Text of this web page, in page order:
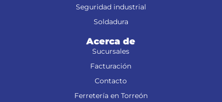
Seguridad industrial
Soldadura
Acerca de
Sucursales
Facturación
Contacto
Ferretería en Torreón